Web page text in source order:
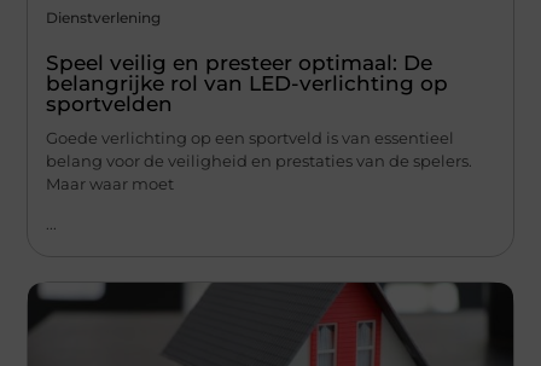
Dienstverlening
Speel veilig en presteer optimaal: De
belangrijke rol van LED-verlichting op
sportvelden
Goede verlichting op een sportveld is van essentieel
belang voor de veiligheid en prestaties van de spelers.
Maar waar moet